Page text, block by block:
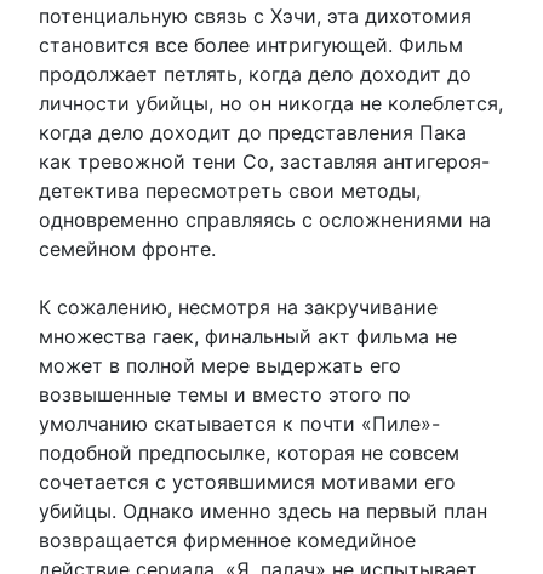
потенциальную связь с Хэчи, эта дихотомия
становится все более интригующей. Фильм
продолжает петлять, когда дело доходит до
личности убийцы, но он никогда не колеблется,
когда дело доходит до представления Пака
как тревожной тени Со, заставляя антигероя-
детектива пересмотреть свои методы,
одновременно справляясь с осложнениями на
семейном фронте.
К сожалению, несмотря на закручивание
множества гаек, финальный акт фильма не
может в полной мере выдержать его
возвышенные темы и вместо этого по
умолчанию скатывается к почти «Пиле»-
подобной предпосылке, которая не совсем
сочетается с устоявшимися мотивами его
убийцы. Однако именно здесь на первый план
возвращается фирменное комедийное
действие сериала. «Я, палач» не испытывает